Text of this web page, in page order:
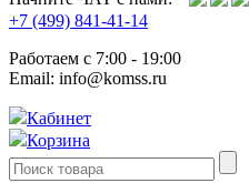
+7 (499) 841-41-14
Работаем с 7:00 - 19:00
Email: info@komss.ru
Кабинет
Корзина